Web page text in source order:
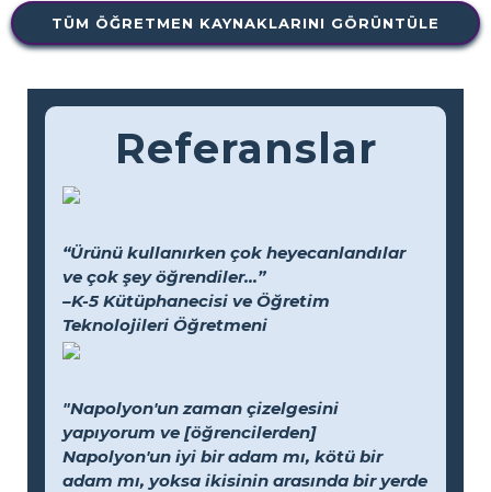
TÜM ÖĞRETMEN KAYNAKLARINI GÖRÜNTÜLE
Referanslar
“Ürünü kullanırken çok heyecanlandılar
ve çok şey öğrendiler...”
–K-5 Kütüphanecisi ve Öğretim
Teknolojileri Öğretmeni
"Napolyon'un zaman çizelgesini
yapıyorum ve [öğrencilerden]
Napolyon'un iyi bir adam mı, kötü bir
adam mı, yoksa ikisinin arasında bir yerde